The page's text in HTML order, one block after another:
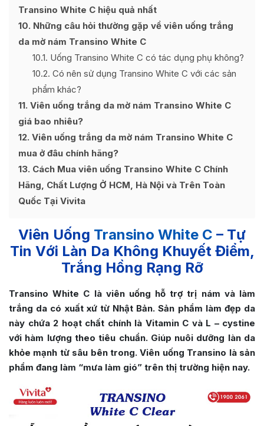
Transino White C hiệu quả nhất
10 Những câu hỏi thường gặp về viên uống trắng
da mờ nám Transino White C
10.1 Uống Transino White C có tác dụng phụ không?
10.2 Có nên sử dụng Transino White C với các sản
phẩm khác?
11 Viên uống trắng da mờ nám Transino White C
giá bao nhiêu?
12 Viên uống trắng da mờ nám Transino White C
mua ở đâu chính hãng?
13 Cách Mua viên uống Transino White C Chính
Hãng, Chất Lượng Ở HCM, Hà Nội và Trên Toàn
Quốc Tại Vivita
Viên Uống Transino White C – Tự
Tin Với Làn Da Không Khuyết Điểm,
Trắng Hồng Rạng Rỡ
Transino White C là viên uống hỗ trợ trị nám và làm
trắng da có xuất xứ từ Nhật Bản. Sản phẩm làm đẹp da
này chứa 2 hoạt chất chính là Vitamin C và L – cystine
với hàm lượng theo tiêu chuẩn. Giúp nuôi dưỡng làn da
khỏe mạnh từ sâu bên trong. Viên uống Transino là sản
phẩm đang làm “mưa làm gió” trên thị trường hiện nay.